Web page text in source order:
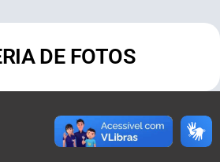
DE FOTOS